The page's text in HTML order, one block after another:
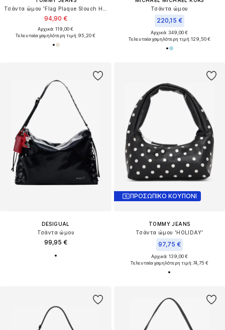
94,90 €
Αρχικά: 119,00 €
Τελευταία χαμηλότερη τιμή:95,20 €
Τσάντα ώμου
220,15 €
Αρχικά: 349,00 €
Τελευταία χαμηλότερη τιμή:129,50 €
DESIGUAL
Τσάντα ώμου
99,95 €
ΠΡΟΣΩΠΙΚΟ ΚΟΥΠΟΝΙ
TOMMY JEANS
Τσάντα ώμου 'HOLIDAY'
97,75 €
Αρχικά: 139,00 €
Τελευταία χαμηλότερη τιμή:74,75 €